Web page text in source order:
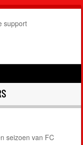
seizoen van FC